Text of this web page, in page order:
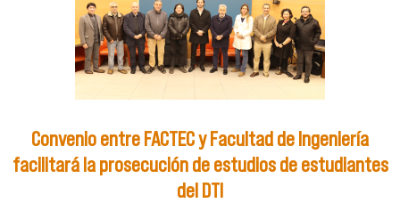
Convenio entre FACTEC y Facultad de Ingeniería
facilitará la prosecución de estudios de estudiantes
del DTI